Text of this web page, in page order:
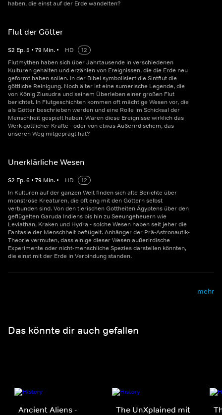
haben, die einst auf der Erde wandelten?
Flut der Götter
S2 Ep.5 • 79 Min. • HD
12
Flutmythen haben sich über Jahrtausende in verschiedenen
Kulturen gehalten und erzählen von Ereignissen, die die Erde neu
geformt haben sollen. In der Bibel symbolisiert die Sintflut die
göttliche Reinigung. Noch älter ist eine sumerische Legende, die
von König Ziusudra und seinem Überleben einer großen Flut
berichtet. In Flutgeschichten kommen oft mächtige Wesen vor, die
als Götter beschrieben werden und eine Rolle im Schicksal der
Menschheit gespielt haben. Waren diese Ereignisse wirklich das
Werk göttlicher Kräfte - oder von etwas Außerirdischem, das
unseren Weg mitgeprägt hat?
Unerklärliche Wesen
S2 Ep.6 • 79 Min. • HD
12
In Kulturen auf der ganzen Welt finden sich alte Berichte über
monströse Kreaturen, die oft eng mit den Göttern selbst
verbunden sind. Von den tierischen Gottheiten Ägyptens über den
geflügelten Garuda Indiens bis hin zu Seeungeheuern wie
Leviathan, Kraken und Hydra - solche Wesen haben seit jeher die
Fantasie der Menschheit beflügelt. Anhänger der Prä-Astronautik-
Theorie vermuten, dass einige dieser Wesen außerirdische
Experimente oder nicht-menschliche Spezies darstellen könnten,
die einst mit der Erde in Verbindung standen.
mehr
Das könnte dir auch gefallen
Ancient Aliens -
The UnXplained mit